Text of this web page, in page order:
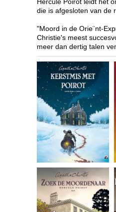
die is afgesloten van de
"Moord in de Orie¨nt-
Christie's meest
meer dan dertig talen